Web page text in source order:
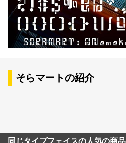
そらマートの紹介
同じタイプフェイスの人気の商品